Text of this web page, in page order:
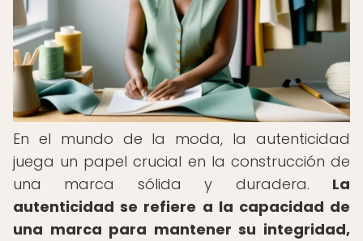
En el mundo de la moda, la autenticidad
juega un papel crucial en la construcción de
una marca sólida y duradera. La
autenticidad se refiere a la capacidad de
una marca para mantener su integridad,